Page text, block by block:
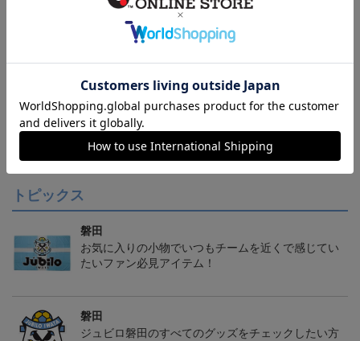
【S～4XL】2026/27ユニ
フォーム オーセンティッ
クモデル:FP1st
21,450円～25,950円
ジュビロ磐田 チルタリ
ス タオルマフラー
2,500円
ジュビロ磐田 ピカチュ
2,500円
トピックス
磐田
お気に入りの小物でいつもチームを近くで感じてい
たいファン必見アイテム！
磐田
ジュビロ磐田のすべてのグッズをチェックしたい方